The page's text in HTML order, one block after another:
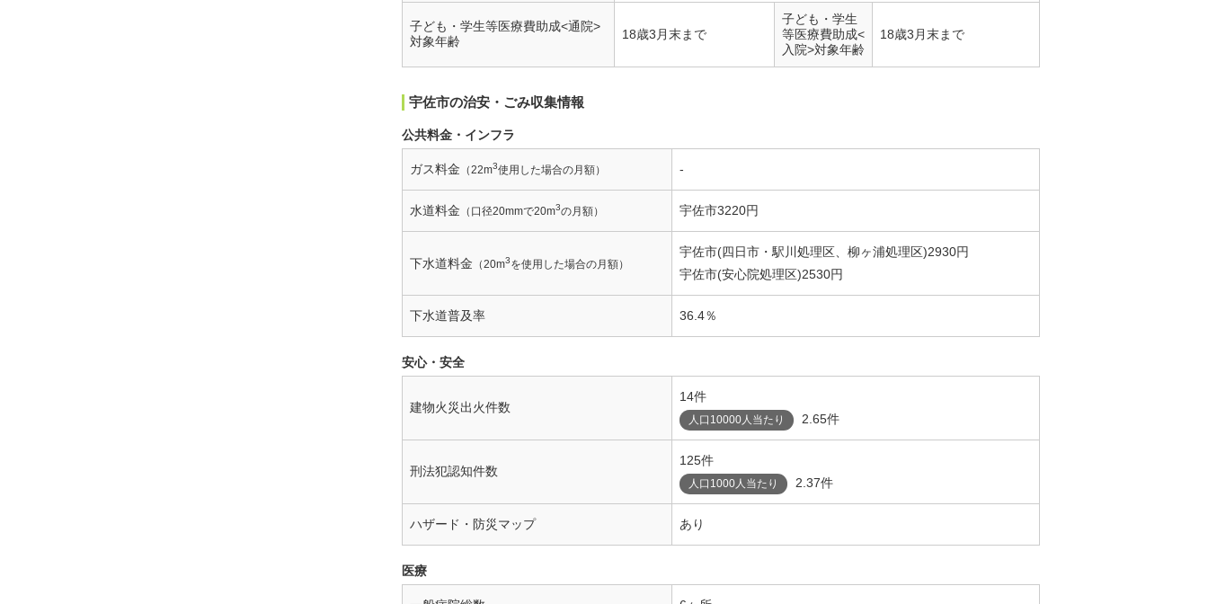
子ども・学生等医療費助成<通院>
対象年齢
18歳3月末まで
子ども・学生
等医療費助成<
入院>対象年齢
18歳3月末まで
宇佐市の治安・ごみ収集情報
公共料金・インフラ
ガス料金 （22m3使用した場合の月額） -
水道料金 （口径20mmで20m3の月額） 宇佐市3220円
下水道料金 （20m3を使用した場合の月額）
宇佐市(四日市・駅川処理区、柳ヶ浦処理区)2930円
宇佐市(安心院処理区)2530円
下水道普及率 36.4％
安心・安全
建物火災出火件数
14件
人口10000人当たり 2.65件
刑法犯認知件数
125件
人口1000人当たり 2.37件
ハザード・防災マップ あり
医療